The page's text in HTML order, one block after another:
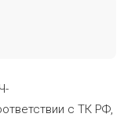
с ТК РФ,